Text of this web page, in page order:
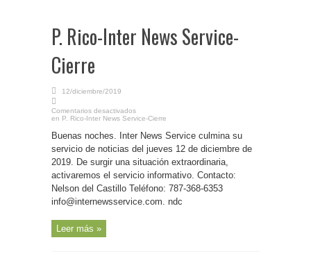
P. Rico-Inter News Service-
Cierre
12/diciembre/2019
Comentarios desactivados
en P. Rico-Inter News Service-Cierre
Buenas noches. Inter News Service culmina su
servicio de noticias del jueves 12 de diciembre de
2019. De surgir una situación extraordinaria,
activaremos el servicio informativo. Contacto:
Nelson del Castillo Teléfono: 787-368-6353
info@internewsservice.com. ndc
Leer más »